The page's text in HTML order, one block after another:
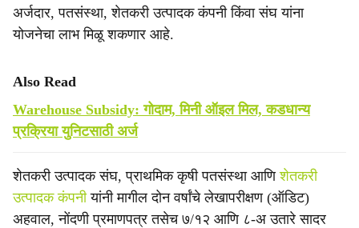
अर्जदार, पतसंस्था, शेतकरी उत्पादक कंपनी किंवा संघ यांना
योजनेचा लाभ मिळू शकणार आहे.
Also Read
Warehouse Subsidy: गोदाम, मिनी ऑइल मिल, कडधान्य
प्रक्रिया युनिटसाठी अर्ज
शेतकरी उत्पादक संघ, प्राथमिक कृषी पतसंस्था आणिशेतकरी
उत्पादक कंपनीयांनी मागील दोन वर्षांचे लेखापरीक्षण (ऑडिट)
अहवाल, नोंदणी प्रमाणपत्र तसेच ७/१२ आणि ८-अ उतारे सादर